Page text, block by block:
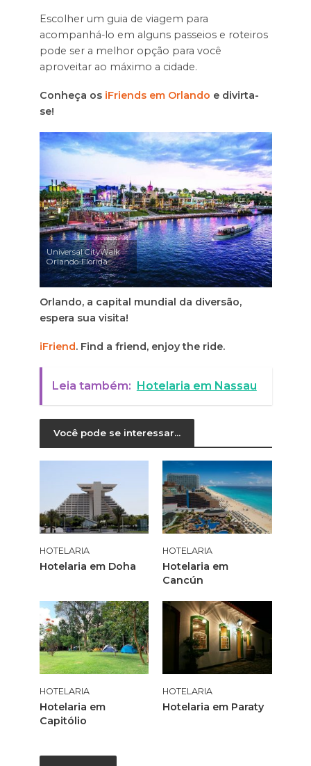
Escolher um guia de viagem para
acompanhá-lo em alguns passeios e roteiros
pode ser a melhor opção para você
aproveitar ao máximo a cidade.
Conheça osiFriends em Orlando e divirta-
se!
Universal CityWalk
Orlando-Florida
Orlando, a capital mundial da diversão,
espera sua visita!
iFriend. Find a friend, enjoy the ride.
Leia também: Hotelaria em Nassau
Você pode se interessar...
HOTELARIA
Hotelaria em Doha
HOTELARIA
Hotelaria em
Cancún
HOTELARIA
Hotelaria em
Capitólio
HOTELARIA
Hotelaria em Paraty